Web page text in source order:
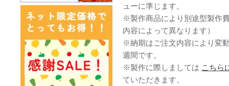
ューに準じます。
※製作商品により別途型製作
内容によって異なります）
※納期はご注文内容により変
週間です。
※製作に際しましては こちら
ていただきます。